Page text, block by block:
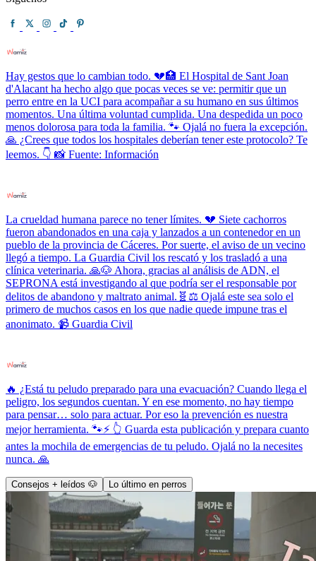
Hay gestos que lo cambian todo. 💔🏥 El Hospital de Sant Joan
d'Alacant ha hecho algo que pocas veces se ve: permitir que un
perro entre en la UCI para acompañar a su humano en sus últimos
momentos. Una última voluntad cumplida. Una despedida un poco
menos dolorosa para toda la familia. 🐾 Ojalá no fuera la excepción.
🙏 ¿Crees que todos los hospitales deberían tener este protocolo? Te
leemos. 👇 📸 Fuente: Información
La crueldad humana parece no tener límites. 💔 Siete cachorros
fueron abandonados en una caja y lanzados a un contenedor en un
pueblo de la provincia de Cáceres. Por suerte, el aviso de un vecino
llegó a tiempo. La Guardia Civil los rescató y los trasladó a una
clínica veterinaria. 🙏🐶 Ahora, gracias al análisis de ADN, el
SEPRONA está investigando al que podría ser el responsable por
delitos de abandono y maltrato animal.🧬⚖️ Ojalá este sea solo el
primero de muchos casos en los que nadie quede impune tras el
anonimato. 📹 Guardia Civil
🔥 ¿Está tu peludo preparado para una evacuación? Cuando llega el
peligro, los segundos cuentan. Y en ese momento, no hay tiempo
para pensar… solo para actuar. Por eso la prevención es nuestra
mejor herramienta. 🐾⚡ 👆 Guarda esta publicación y prepara cuanto
antes la mochila de emergencias de tu peludo. Ojalá no la necesites
nunca. 🙏
Consejos + leídos 🐶 Lo último en perros